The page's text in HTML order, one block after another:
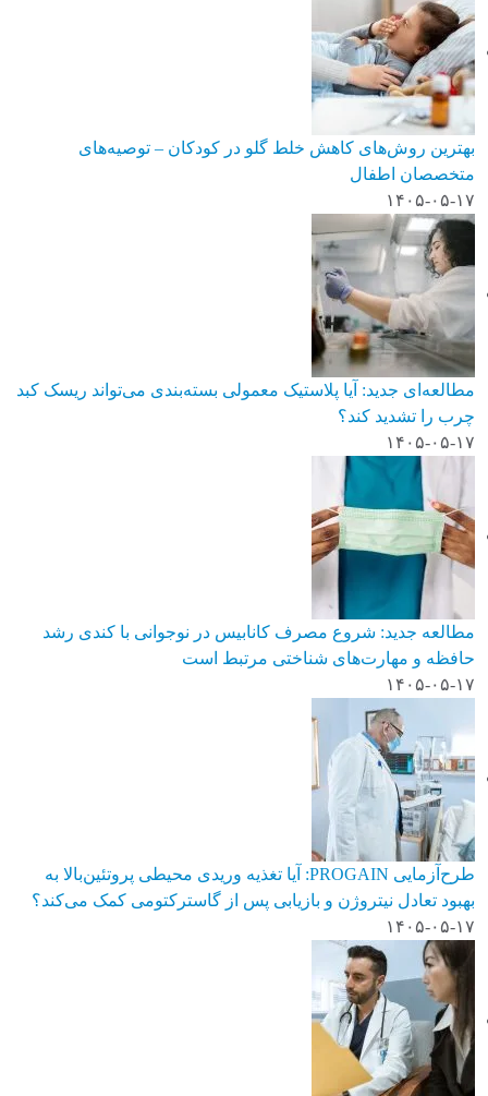
بهترین روش‌های کاهش خلط گلو در کودکان – توصیه‌های
متخصصان اطفال
۱۴۰۵-۰۵-۱۷
مطالعه‌ای جدید: آیا پلاستیک معمولی بسته‌بندی می‌تواند ریسک کبد
چرب را تشدید کند؟
۱۴۰۵-۰۵-۱۷
مطالعه جدید: شروع مصرف کانابیس در نوجوانی با کندی رشد
حافظه و مهارت‌های شناختی مرتبط است
۱۴۰۵-۰۵-۱۷
طرح‌آزمایی PROGAIN: آیا تغذیه وریدی محیطی پروتئین‌بالا به
بهبود تعادل نیتروژن و بازیابی پس از گاسترکتومی کمک می‌کند؟
۱۴۰۵-۰۵-۱۷